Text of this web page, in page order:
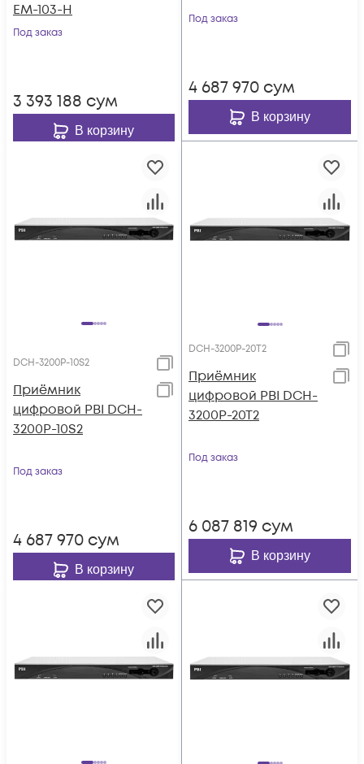
EM-103-H
Под заказ
3 393 188 сум
В корзину
Под заказ
4 687 970 сум
В корзину
DCH-3200P-10S2
Приёмник
цифровой PBI DCH-
3200P-10S2
Под заказ
4 687 970 сум
В корзину
DCH-3200P-20T2
Приёмник
цифровой PBI DCH-
3200P-20T2
Под заказ
6 087 819 сум
В корзину